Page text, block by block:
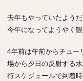
去年もやっていたよう
今年になってようやく観
4年前は午前からチュー
場から夕日の反射する
行スケジュールで到着